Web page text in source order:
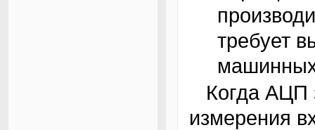
требует
Когда АЦП завершает очередной цикл
измерения